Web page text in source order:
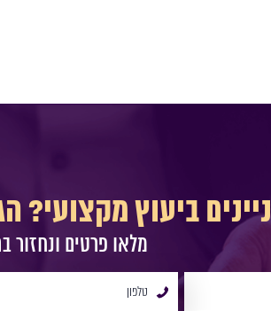
ביעוץ מקצועי?
מלאו פרטים ונחזור